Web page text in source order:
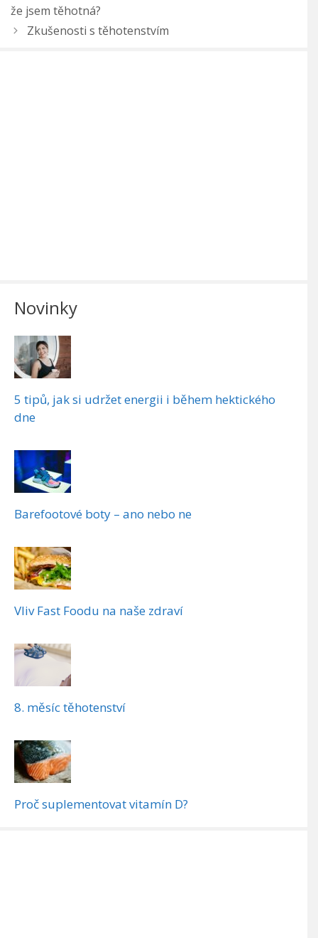
že jsem těhotná?
Zkušenosti s těhotenstvím
Novinky
5 tipů, jak si udržet energii i během hektického
dne
Barefootové boty – ano nebo ne
Vliv Fast Foodu na naše zdraví
8. měsíc těhotenství
Proč suplementovat vitamín D?